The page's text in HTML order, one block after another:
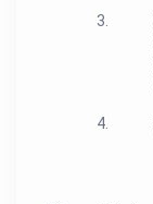
3.
4.